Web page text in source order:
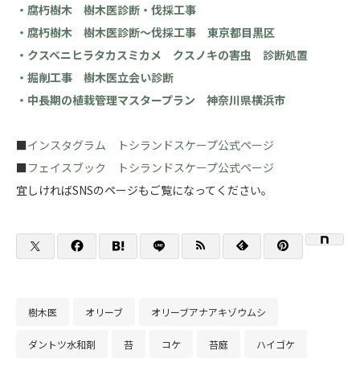
・腐朽樹木 樹木医診断・伐採工事
・腐朽樹木 樹木医診断～伐採工事 東京都目黒区
・クスベニヒラタカスミカメ クスノキの害虫 診断処置
・掘削工事 樹木医立会い診断
・中長期の植栽管理マスタープラン 神奈川県横浜市
■インスタグラム トシランドスケープ公式ページ
■フェイスブック トシランドスケープ公式ページ
宜しければSNSのページもご覧になってください。
樹木医 オリーブ オリーブアナアキゾウムシ
ダントツ水和剤 苔 コケ 苔庭 ハイゴケ